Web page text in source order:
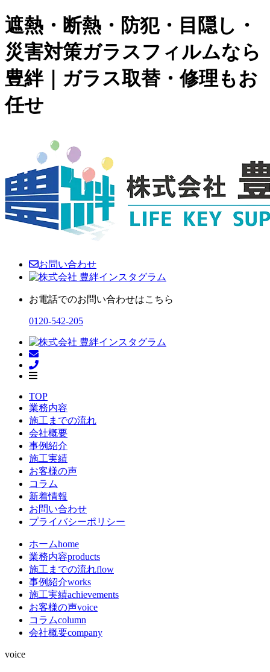
遮熱・断熱・防犯・目隠し・
災害対策ガラスフィルムなら
豊絆｜ガラス取替・修理もお
任せ
お問い合わせ
お電話でのお問い合わせはこちら
0120-542-205
TOP
業務内容
施工までの流れ
会社概要
事例紹介
施工実績
お客様の声
コラム
新着情報
お問い合わせ
プライバシーポリシー
ホームhome
業務内容products
施工までの流れflow
事例紹介works
施工実績achievements
お客様の声voice
コラムcolumn
会社概要company
voice